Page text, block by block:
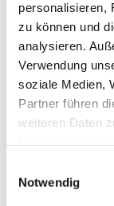
personalisieren,
zu können und
analysieren.
Verwendung
soziale Medien,
Partner führen
weiteren Daten
Notwendig
Mess-, Steuer-
Messtechnik
Telefon: +43 732
E-Mail:
Homepage:
§ 134
Energieaudits